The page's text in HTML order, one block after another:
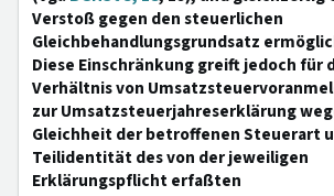
Verstoß gegen den steuerlichen
Gleichbehandlungsgrundsatz
Diese Einschränkung greift jedoch für
Verhältnis von
zur Umsatzsteuerjahreserklärung
Gleichheit der betroffenen Steuerart
Teilidentität des von der jeweiligen
Erklärungspflicht erfaßten